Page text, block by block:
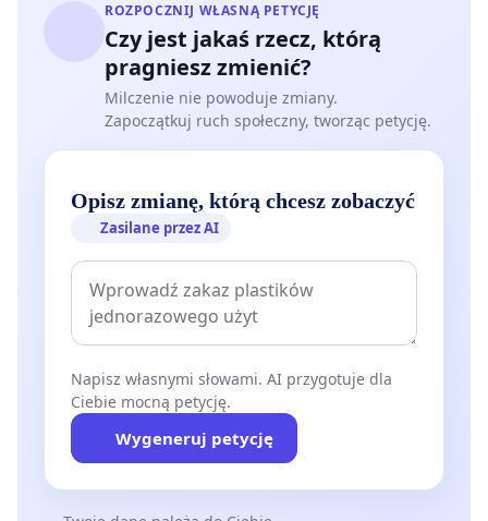
ROZPOCZNIJ WŁASNĄ PETYCJĘ
Czy jest jakaś rzecz, którą
pragniesz zmienić?
Milczenie nie powoduje zmiany.
Zapoczątkuj ruch społeczny, tworząc petycję.
Opisz zmianę, którą chcesz zobaczyć
Zasilane przez AI
Napisz własnymi słowami. AI przygotuje dla
Ciebie mocną petycję.
Wygeneruj petycję